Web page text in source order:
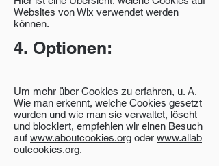
Websites von Wix verwendet werden
können.
4. Optionen:
Um mehr über Cookies zu erfahren, u. A.
Wie man erkennt, welche Cookies gesetzt
wurden und wie man sie verwaltet, löscht
und blockiert, empfehlen wir einen Besuch
auf www.aboutcookies.org oder www.allab
outcookies.org.